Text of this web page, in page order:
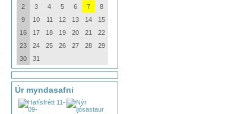
2
3 4 5 6 7
8
9
10 11 12 13 14
15
16
17 18 19 20 21
22
23
24 25 26 27 28
29
30
31
Úr myndasafni